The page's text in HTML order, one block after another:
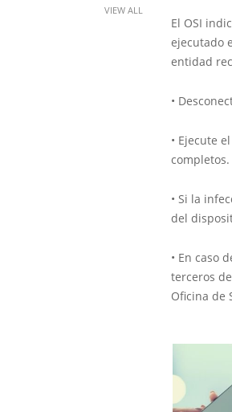
El OSI
ejecutado
entidad
•
• Ejecute el
completos.
• Si la
del
• En caso
terceros
Oficina de
VIEW ALL